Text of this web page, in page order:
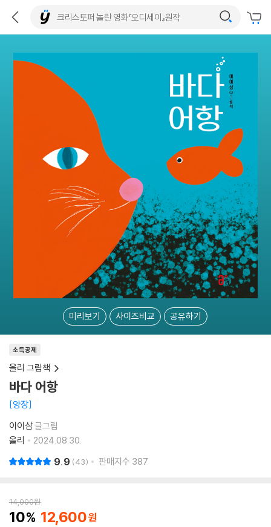
미리보기 사이즈비교 공유하기
소득공제
올리 그림책
바다 어항
양장
이이삼글그림
올리
2024.08.30.
9.9 43 판매지수 387
14,000원
10 12,600